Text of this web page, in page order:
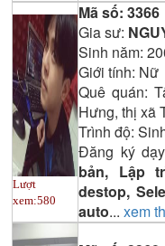
Lượt
xem:580
Mã số: 3366
Gia sư:
Sinh năm:
Giới tính: Nữ
Quê quán:
Hưng, thị xã
Trình độ:
Đăng ký
bản, Lập
destop,
auto... xem